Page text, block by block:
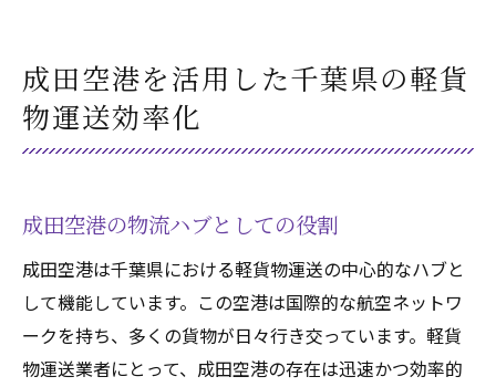
成田空港を活用した千葉県の軽貨
物運送効率化
成田空港の物流ハブとしての役割
成田空港は千葉県における軽貨物運送の中心的なハブと
して機能しています。この空港は国際的な航空ネットワ
ークを持ち、多くの貨物が日々行き交っています。軽貨
物運送業者にとって、成田空港の存在は迅速かつ効率的